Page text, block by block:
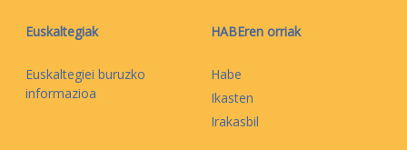
Euskaltegiak
Euskaltegiei buruzko
informazioa
HABEren orriak
Habe
Ikasten
Irakasbil